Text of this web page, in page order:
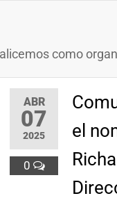
como
ABR
07
2025
0
el